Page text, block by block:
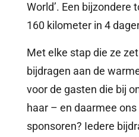
World’. Een bijzondere
160 kilometer in 4
Met elke stap die ze
bijdragen aan de
voor de gasten die bij
haar – en daarmee
sponsoren? Iedere